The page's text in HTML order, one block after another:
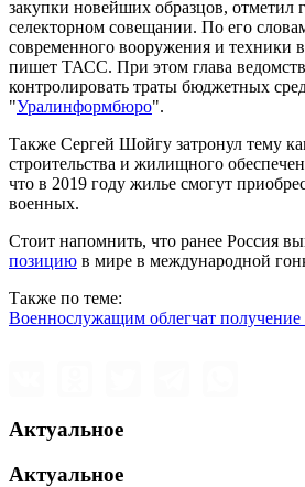
закупки новейших образцов, отметил
селекторном совещании. По его
современного вооружения и техники
пишет ТАСС. При этом глава
контролировать траты бюджетных
"Уралинформбюро".
Также Сергей Шойгу затронул тему
строительства и жилищного
что в 2019 году жилье смогут
военных.
Стоит напомнить, что ранее Россия
позицию в мире в международной
Также по теме:
Военнослужащим облегчат получение
Актуальное
Актуальное